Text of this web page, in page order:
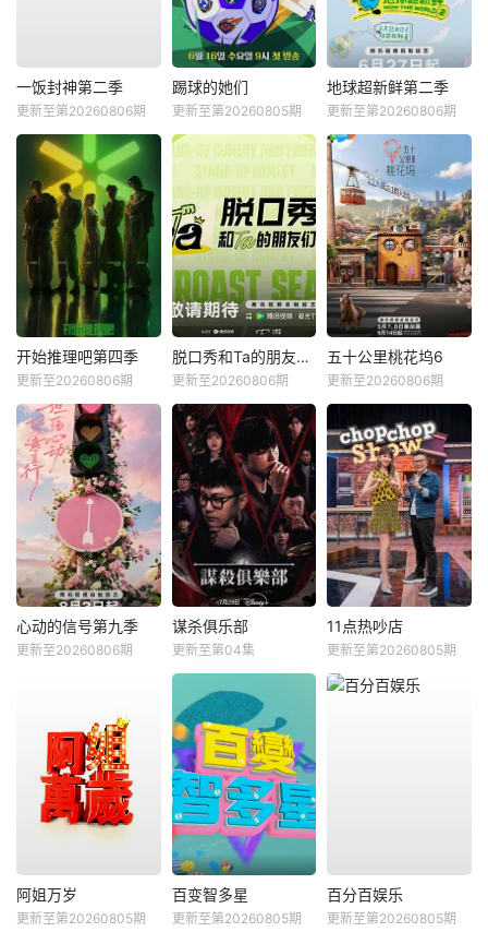
一饭封神第二季
更新至第20260806期
踢球的她们
更新至第20260805期
地球超新鲜第二季
更新至第20260806期
开始推理吧第四季
更新至20260806期
脱口秀和Ta的朋友们第三季
更新至20260806期
五十公里桃花坞6
更新至20260806期
心动的信号第九季
更新至20260806期
谋杀俱乐部
更新至第04集
11点热吵店
更新至第20260805期
阿姐万岁
更新至第20260805期
百变智多星
更新至第20260805期
百分百娱乐
更新至第20260805期